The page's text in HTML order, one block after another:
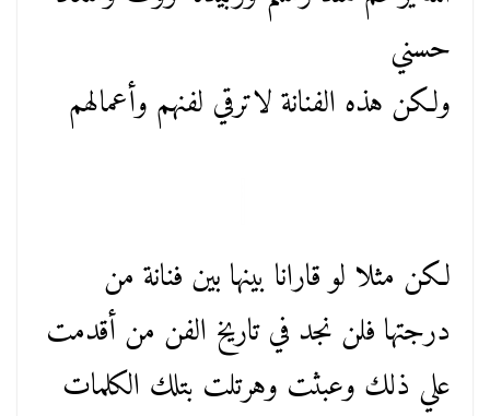
حسني
ولكن هذه الفنانة لاترقي لفنهم وأعمالهم
لكن مثلا لو قارانا بينها بين فنانة من
درجتها فلن نجد في تاريخ الفن من أقدمت
علي ذلك وعبثت وهرتلت بتلك الكلمات